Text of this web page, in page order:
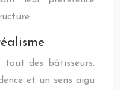
tout des bâtisseurs.
et un sens aigu